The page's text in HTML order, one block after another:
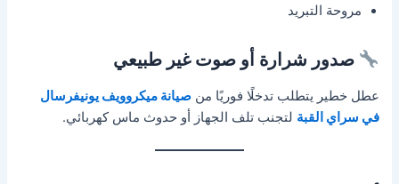
مروحة التبريد
صدور شرارة أو صوت غير طبيعي
عطل خطير يتطلب تدخلًا فوريًا منصيانة ميكروويف يونيفرسال
في سراي القبة لتجنب تلف الجهاز أو حدوث ماس كهربائي.